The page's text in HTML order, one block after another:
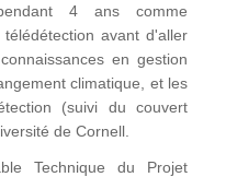
4 ans comme
avant d'aller
en gestion
climatique, et les
(suivi du couvert
de Cornell.
Technique du Projet